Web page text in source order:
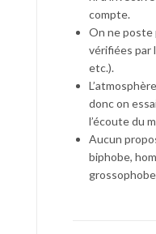
compte.
On ne poste
vérifiées par
etc.).
donc on
l’écoute du
Aucun
biphobe,